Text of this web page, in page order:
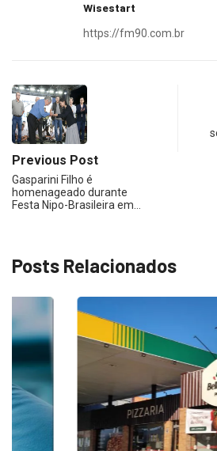
Wisestart
https://fm90.com.br
Previous Post
Gasparini Filho é
homenageado durante
Festa Nipo-Brasileira em…
Posts Relacionados